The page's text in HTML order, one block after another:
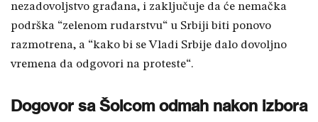
nezadovoljstvo građana, i zaključuje da će nemačka
podrška “zelenom rudarstvu“ u Srbiji biti ponovo
razmotrena, a “kako bi se Vladi Srbije dalo dovoljno
vremena da odgovori na proteste“.
Dogovor sa Šolcom odmah nakon izbora